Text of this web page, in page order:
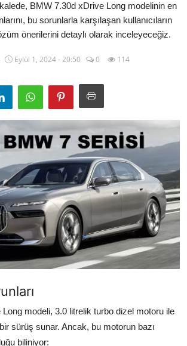
BMW 7.30d xDrive Long modelinin en
bu sorunlarla karşılaşan kullanıcıların
önerilerini detaylı olarak inceleyeceğiz.
Eylül 1, 2024 - 20:50 0 114
modeli, 3.0 litrelik turbo dizel motoru ile
sürüş sunar. Ancak, bu motorun bazı
biliniyor: